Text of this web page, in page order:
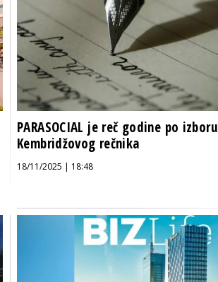
PARASOCIAL je reč godine po izboru
Kembridžovog rečnika
18/11/2025 | 18:48